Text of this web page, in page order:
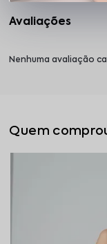
Nenhuma avaliação
Quem